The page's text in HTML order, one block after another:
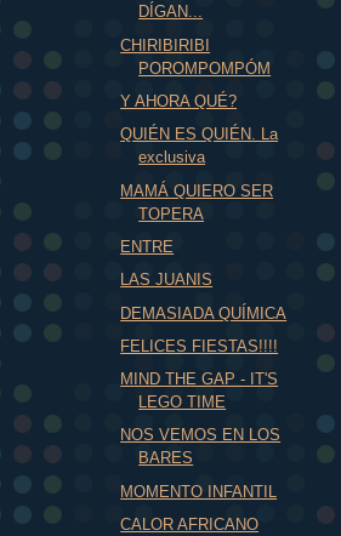
DÍGAN...
CHIRIBIRIBI
POROMPOMPÓM
Y AHORA QUÉ?
QUIÉN ES QUIÉN. La
exclusiva
MAMÁ QUIERO SER
TOPERA
ENTRE
LAS JUANIS
DEMASIADA QUÍMICA
FELICES FIESTAS!!!!
MIND THE GAP - IT'S
LEGO TIME
NOS VEMOS EN LOS
BARES
MOMENTO INFANTIL
CALOR AFRICANO